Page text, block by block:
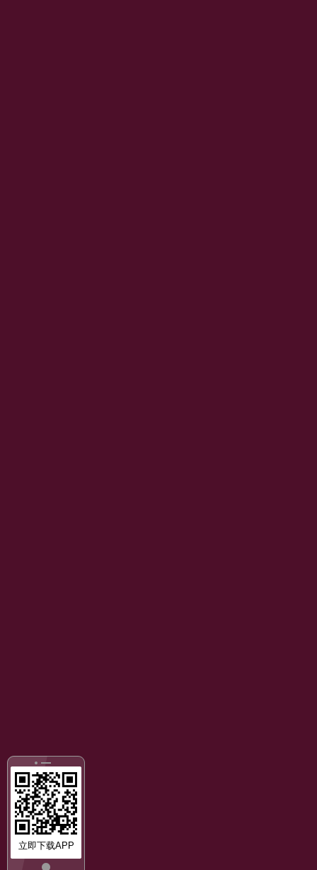
立即下载APP